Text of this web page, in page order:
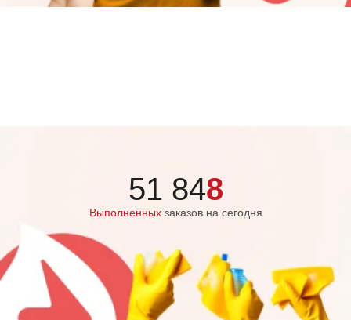
51 848
Выполненныхзаказов на сегодня